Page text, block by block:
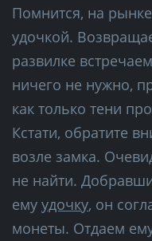
Помнится, на
удочкой.
развилке
ничего не нужно,
как только тени
Кстати, обратите
возле замка.
не найти.
ему удочку, он
монеты. Отдаем